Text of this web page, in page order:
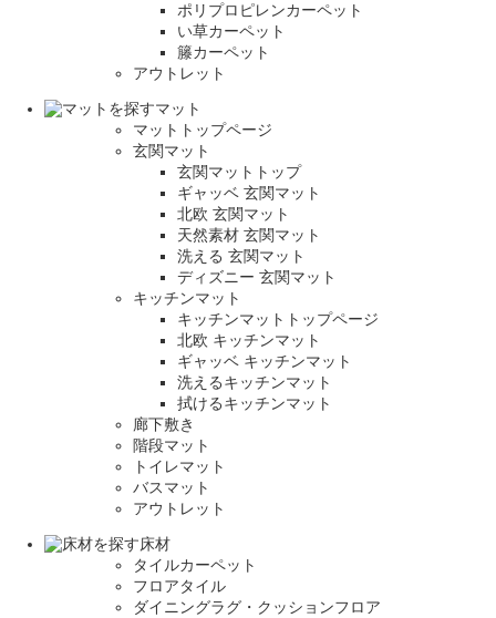
ポリプロピレンカーペット
い草カーペット
籐カーペット
アウトレット
マット
マットトップページ
玄関マット
玄関マットトップ
ギャッベ 玄関マット
北欧 玄関マット
天然素材 玄関マット
洗える 玄関マット
ディズニー 玄関マット
キッチンマット
キッチンマットトップページ
北欧 キッチンマット
ギャッベ キッチンマット
洗えるキッチンマット
拭けるキッチンマット
廊下敷き
階段マット
トイレマット
バスマット
アウトレット
床材
タイルカーペット
フロアタイル
ダイニングラグ・クッションフロア